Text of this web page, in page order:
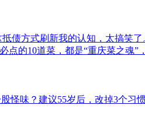
债方式刷新我的认知，太搞笑了
点的10道菜，都是“重庆菜之魂”
怪味？建议55岁后，改掉3个习